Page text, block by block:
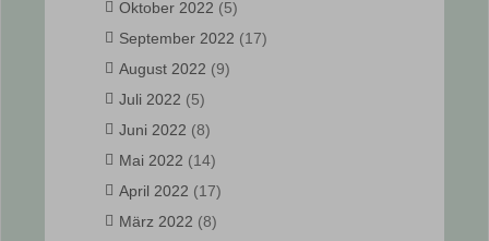
Oktober 2022 (5)
September 2022 (17)
August 2022 (9)
Juli 2022 (5)
Juni 2022 (8)
Mai 2022 (14)
April 2022 (17)
März 2022 (8)